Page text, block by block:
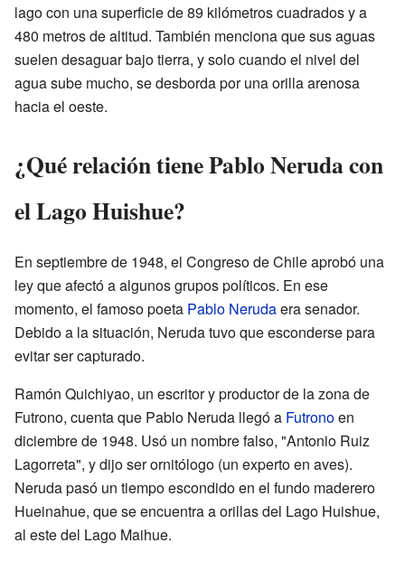
lago con una superficie de 89 kilómetros cuadrados y a
480 metros de altitud. También menciona que sus aguas
suelen desaguar bajo tierra, y solo cuando el nivel del
agua sube mucho, se desborda por una orilla arenosa
hacia el oeste.
¿Qué relación tiene Pablo Neruda con
el Lago Huishue?
En septiembre de 1948, el Congreso de Chile aprobó una
ley que afectó a algunos grupos políticos. En ese
momento, el famoso poeta Pablo Nerudaera senador.
Debido a la situación, Neruda tuvo que esconderse para
evitar ser capturado.
Ramón Quichiyao, un escritor y productor de la zona de
Futrono, cuenta que Pablo Neruda llegó a Futronoen
diciembre de 1948. Usó un nombre falso, "Antonio Ruiz
Lagorreta", y dijo ser ornitólogo (un experto en aves).
Neruda pasó un tiempo escondido en el fundo maderero
Hueinahue, que se encuentra a orillas del Lago Huishue,
al este del Lago Maihue.